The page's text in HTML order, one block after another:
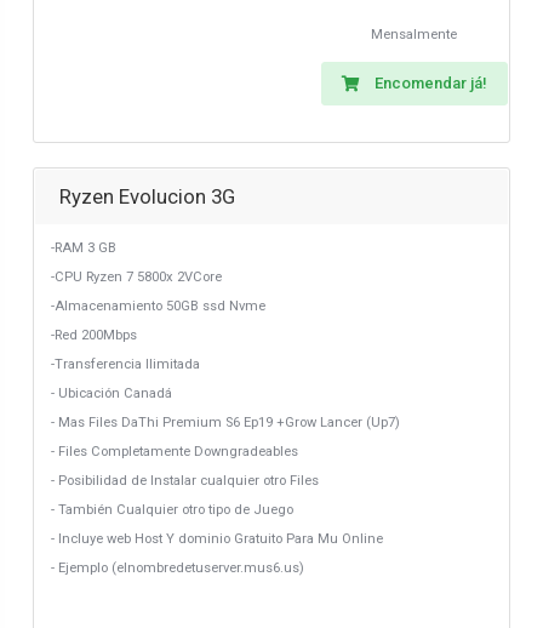
Mensalmente
Encomendar já!
Ryzen Evolucion 3G
-RAM 3 GB
-CPU Ryzen 7 5800x 2VCore
-Almacenamiento 50GB ssd Nvme
-Red 200Mbps
-Transferencia Ilimitada
- Ubicación Canadá
- Mas Files DaThi Premium S6 Ep19 +Grow Lancer (Up7)
- Files Completamente Downgradeables
- Posibilidad de Instalar cualquier otro Files
- También Cualquier otro tipo de Juego
- Incluye web Host Y dominio Gratuito Para Mu Online
- Ejemplo (elnombredetuserver.mus6.us)